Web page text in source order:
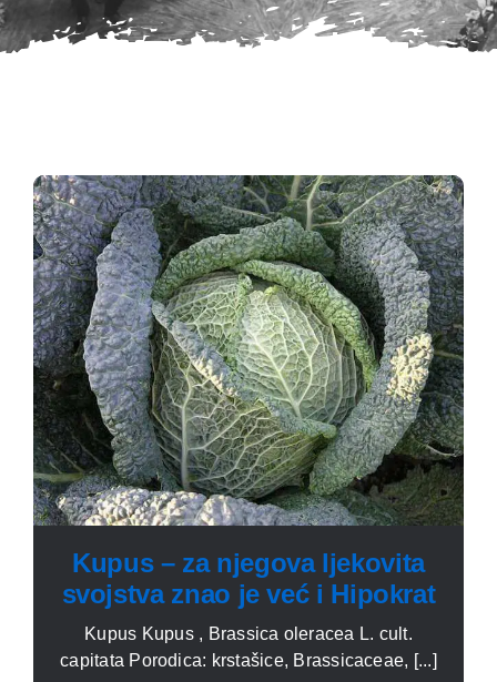
Kupus – za njegova ljekovita
svojstva znao je već i Hipokrat
Kupus Kupus , Brassica oleracea L. cult.
capitata Porodica: krstašice, Brassicaceae, [...]